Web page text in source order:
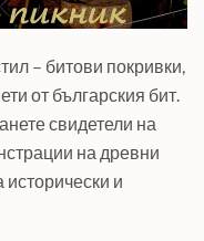
– битови покривки,
от българския бит.
свидетели на
на древни
исторически и